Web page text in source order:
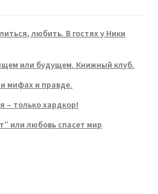
любить. В гостях у Ники
или будущем. Книжный клуб.
мифах и правде.
– только хардкор!
или любовь спасет мир